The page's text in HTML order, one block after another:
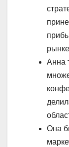
Анна
Она